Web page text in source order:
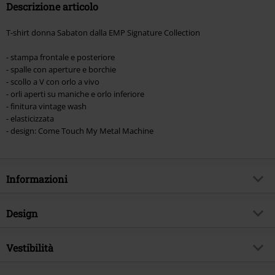
Descrizione articolo
T-shirt donna Sabaton dalla EMP Signature Collection
- stampa frontale e posteriore
- spalle con aperture e borchie
- scollo a V con orlo a vivo
- orli aperti su maniche e orlo inferiore
- finitura vintage wash
- elasticizzata
- design: Come Touch My Metal Machine
Informazioni
Codice articolo
Genere Musicale
Design
Tipologia prodotto
Vestibilità